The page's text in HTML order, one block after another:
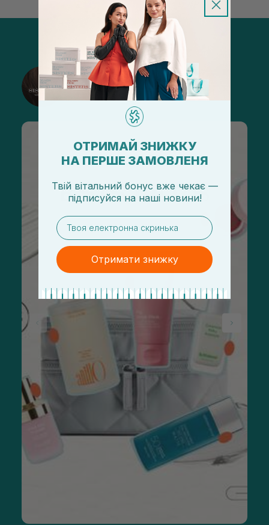
@sisters_stelmakh в Instagram
Підписатися
ОТРИМАЙ ЗНИЖКУ
НА ПЕРШЕ ЗАМОВЛЕНЯ
Твій вітальний бонус вже чекає —
підписуйся на наші новини!
email
Отримати знижку